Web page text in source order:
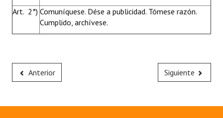
REFORMA DE LA CARTA ORGÁNICA
Art. 2°) Comuníquese. Dése a publicidad. Tómese razón.
Cumplido, archívese.
Anterior Siguiente